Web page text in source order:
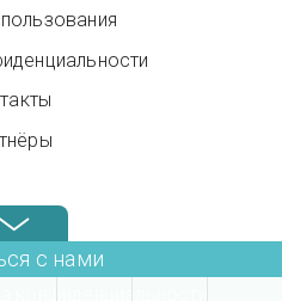
+972.4.6899580
с нами